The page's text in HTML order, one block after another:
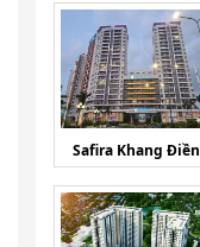
Safira Khang Điền